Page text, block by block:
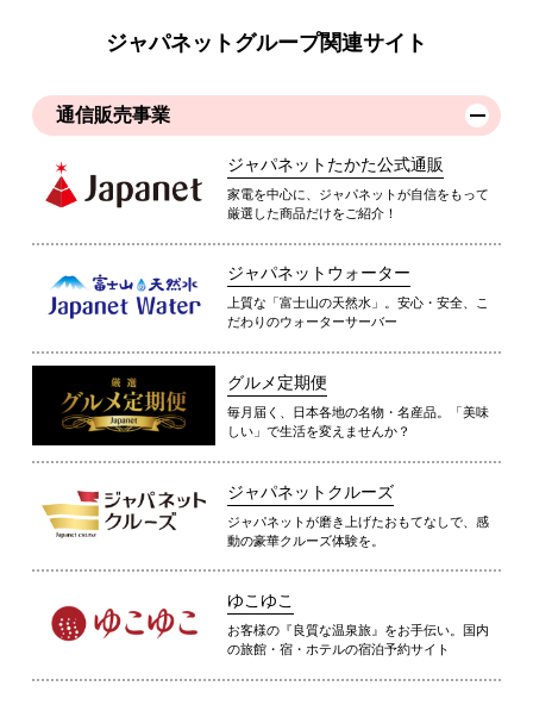
ジャパネットグループ関連サイト
通信販売事業
ジャパネットたかた公式通販
家電を中心に、ジャパネットが自信をもって
厳選した商品だけをご紹介！
ジャパネットウォーター
上質な「富士山の天然水」。安心・安全、こ
だわりのウォーターサーバー
グルメ定期便
毎月届く、日本各地の名物・名産品。「美味
しい」で生活を変えませんか？
ジャパネットクルーズ
ジャパネットが磨き上げたおもてなしで、感
動の豪華クルーズ体験を。
ゆこゆこ
お客様の『良質な温泉旅』をお手伝い。国内
の旅館・宿・ホテルの宿泊予約サイト